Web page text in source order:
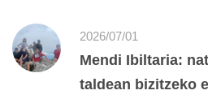
2026/07/01
Mendi Ibiltaria:
taldean bizitzeko